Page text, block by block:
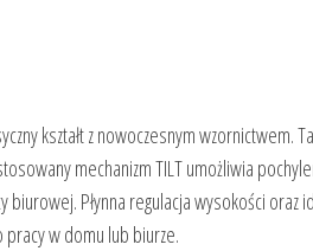
kształt z nowoczesnym wzornictwem.
mechanizm TILT umożliwia
biurowej. Płynna regulacja wysokości
w domu lub biurze.